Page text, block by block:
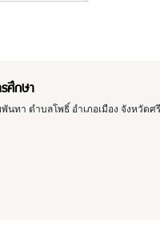
ศึกษา
ทา ตำบลโพธิ์ อำเภอเมือง จังหวัดศ